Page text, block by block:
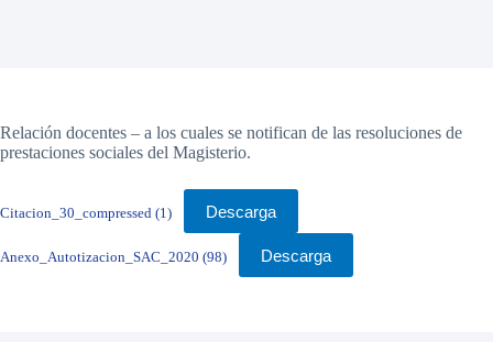
Relación docentes – a los cuales se notifican de las resoluciones de
prestaciones sociales del Magisterio.
Citacion_30_compressed (1) Descarga
Anexo_Autotizacion_SAC_2020 (98) Descarga